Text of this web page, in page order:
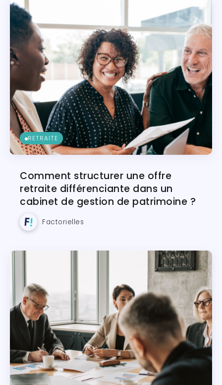
RETRAITE
Comment structurer une offre
retraite différenciante dans un
cabinet de gestion de patrimoine ?
Factorielles